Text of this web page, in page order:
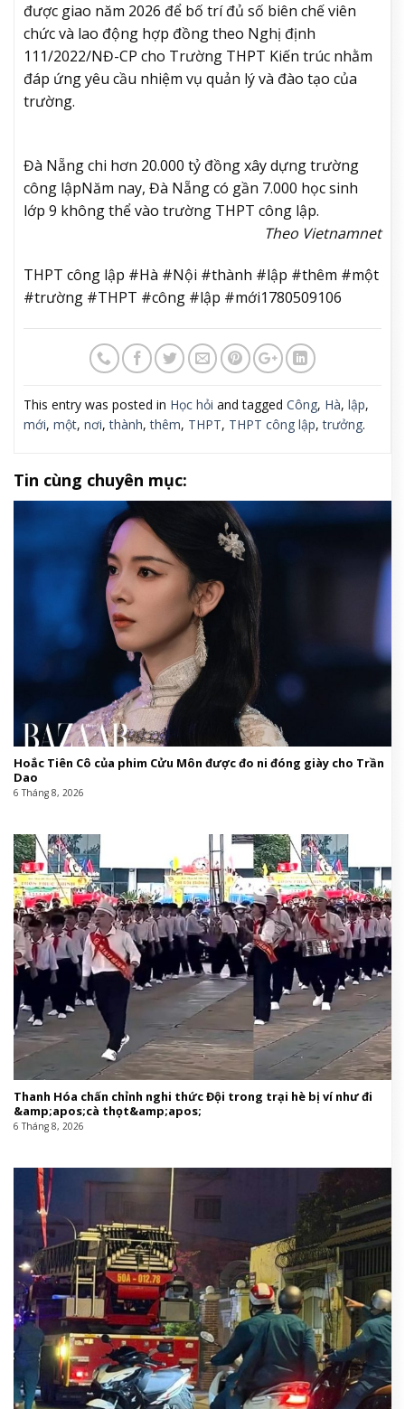
được giao năm 2026 để bố trí đủ số biên chế viên
chức và lao động hợp đồng theo Nghị định
111/2022/NĐ-CP cho Trường THPT Kiến trúc nhằm
đáp ứng yêu cầu nhiệm vụ quản lý và đào tạo của
trường.
Đà Nẵng chi hơn 20.000 tỷ đồng xây dựng trường
công lậpNăm nay, Đà Nẵng có gần 7.000 học sinh
lớp 9 không thể vào trường THPT công lập.
Theo Vietnamnet
THPT công lập #Hà #Nội #thành #lập #thêm #một
#trường #THPT #công #lập #mới1780509106
This entry was posted in Học hỏi and tagged Công, Hà, lập,
mới, một, nơi,thành,thêm, THPT, THPT công lập,trưởng.
Tin cùng chuyên mục:
Hoắc Tiên Cô của phim Cửu Môn được đo ni đóng giày cho Trần
Dao
6 Tháng 8, 2026
Thanh Hóa chấn chỉnh nghi thức Đội trong trại hè bị ví như đi
&amp;apos;cà thọt&amp;apos;
6 Tháng 8, 2026